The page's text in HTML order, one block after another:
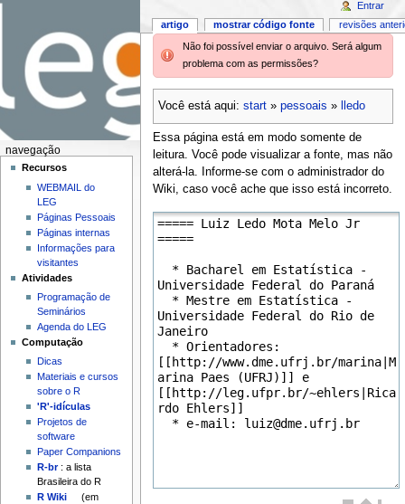
Não foi possível enviar o arquivo. Será algum
problema com as permissões?
Você está aqui: start» pessoais » lledo
Essa página está em modo somente de
leitura. Você pode visualizar a fonte, mas não
alterá-la. Informe-se com o administrador do
Wiki, caso você ache que isso está incorreto.
artigo mostrar código fonte revisões
Entrar
navegação
Recursos
WEBMAIL do
LEG
Páginas Pessoais
Páginas internas
Informações para
visitantes
Atividades
Programação de
Seminários
Agenda do LEG
Computação
Dicas
Materiais e cursos
sobre o R
'R'-idículas
Projetos de
software
Paper Companions
R-br: a lista
Brasileira do R
R Wiki
(em